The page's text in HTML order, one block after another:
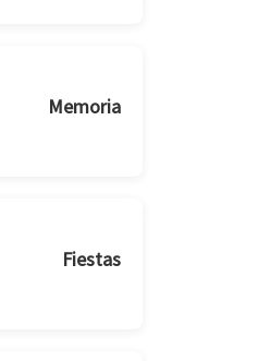
Memoria
Fiestas